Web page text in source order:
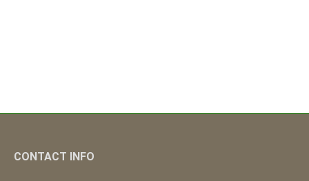
CONTACT INFO